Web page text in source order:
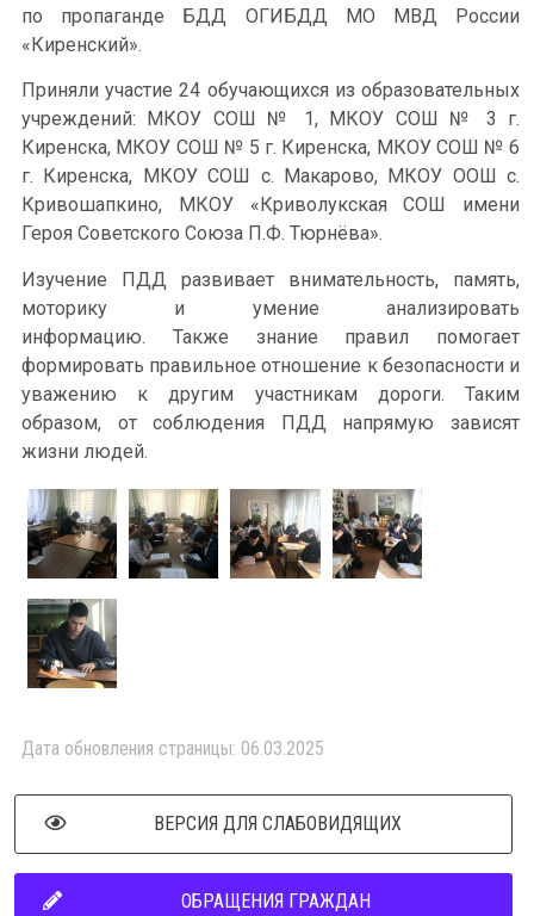
по пропаганде БДД ОГИБДД МО МВД России
«Киренский».
Приняли участие 24 обучающихся из образовательных
учреждений: МКОУ СОШ № 1, МКОУ СОШ № 3 г.
Киренска, МКОУ СОШ № 5 г. Киренска, МКОУ СОШ № 6
г. Киренска, МКОУ СОШ с. Макарово, МКОУ ООШ с.
Кривошапкино, МКОУ «Криволукская СОШ имени
Героя Советского Союза П.Ф. Тюрнёва».
Изучение ПДД развивает внимательность, память,
моторику и умение анализировать
информацию. Также знание правил помогает
формировать правильное отношение к безопасности и
уважению к другим участникам дороги. Таким
образом, от соблюдения ПДД напрямую зависят
жизни людей.
Дата обновления страницы: 06.03.2025
ВЕРСИЯ ДЛЯ СЛАБОВИДЯЩИХ
ОБРАЩЕНИЯ ГРАЖДАН